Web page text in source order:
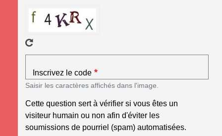
Inscrivez le code
Saisir les caractères affichés dans l'image.
Cette question sert à vérifier si vous êtes un
visiteur humain ou non afin d'éviter les
soumissions de pourriel (spam) automatisées.